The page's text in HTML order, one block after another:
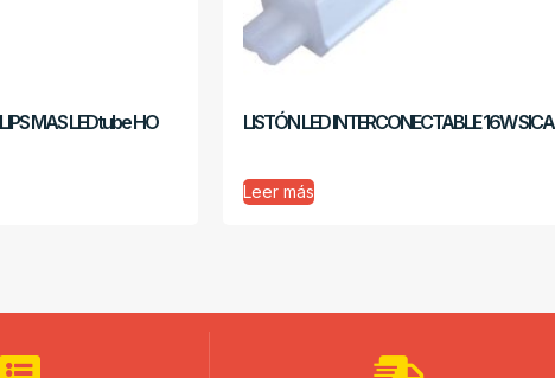
MAS LEDtube HO
LISTÓN LED INTERCONECTABLE 16W SICA
Leer más